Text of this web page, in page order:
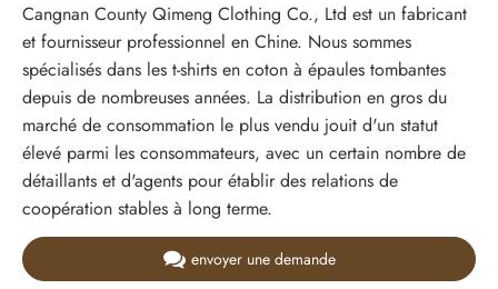
Cangnan County Qimeng Clothing Co., Ltd est un fabricant
et fournisseur professionnel en Chine. Nous sommes
spécialisés dans les t-shirts en coton à épaules tombantes
depuis de nombreuses années. La distribution en gros du
marché de consommation le plus vendu jouit d'un statut
élevé parmi les consommateurs, avec un certain nombre de
détaillants et d'agents pour établir des relations de
coopération stables à long terme.
envoyer une demande